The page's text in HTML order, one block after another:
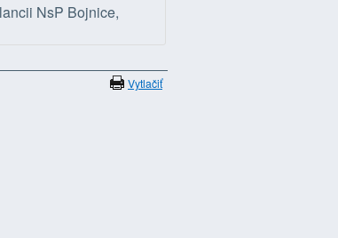
NsP Bojnice,
Vytlačiť